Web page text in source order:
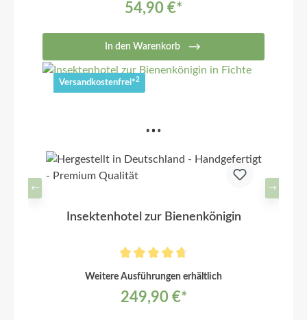
54,90 €*
In den Warenkorb
Versandkostenfrei*2
Insektenhotel zur Bienenkönigin
Weitere Ausführungen erhältlich
249,90 €*